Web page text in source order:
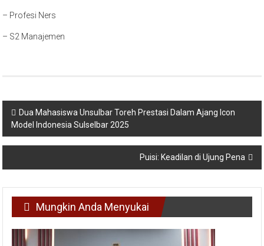
– Profesi Ners
– S2 Manajemen
Navigasi
pos
Dua Mahasiswa Unsulbar Toreh Prestasi Dalam Ajang Icon
Model Indonesia Sulselbar 2025
Puisi: Keadilan di Ujung Pena
Mungkin Anda Menyukai